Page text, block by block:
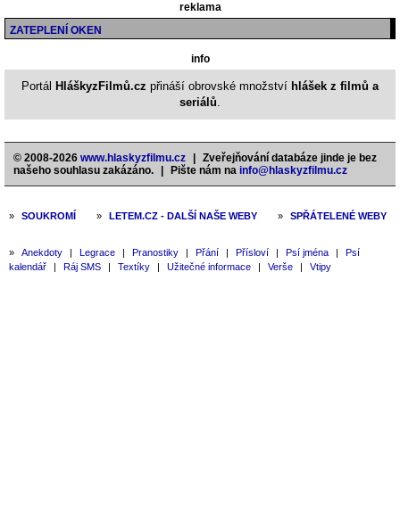
reklama
ZATEPLENÍ OKEN
info
Portál HláškyzFilmů.cz přináší obrovské množství hlášek z filmů a
seriálů.
© 2008-2026 www.hlaskyzfilmu.cz
Zveřejňování databáze jinde je bez
našeho souhlasu zakázáno.
Pište nám na info@hlaskyzfilmu.cz
» SOUKROMÍ » LETEM.CZ - DALŠÍ NAŠE WEBY » SPŘÁTELENÉ WEBY
» Anekdoty | Legrace | Pranostiky | Přání | Přísloví | Psí jména |
Psí
kalendář
| Ráj SMS | Textíky | Užitečné informace | Verše | Vtipy